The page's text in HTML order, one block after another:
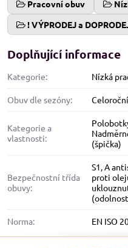
Pracovní obuv
! VÝPRODEJ a
Doplňující informace
Kategorie: Nízká
Obuv dle sezóny: Celoroční
Kategorie a
vlastnosti:
(špička)
Bezpečnostní třída
obuvy:
S1,A
proti
Norma: EN ISO